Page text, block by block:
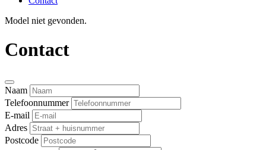
Model niet gevonden.
Contact
Naam
Telefoonnummer
E-mail
Adres
Postcode